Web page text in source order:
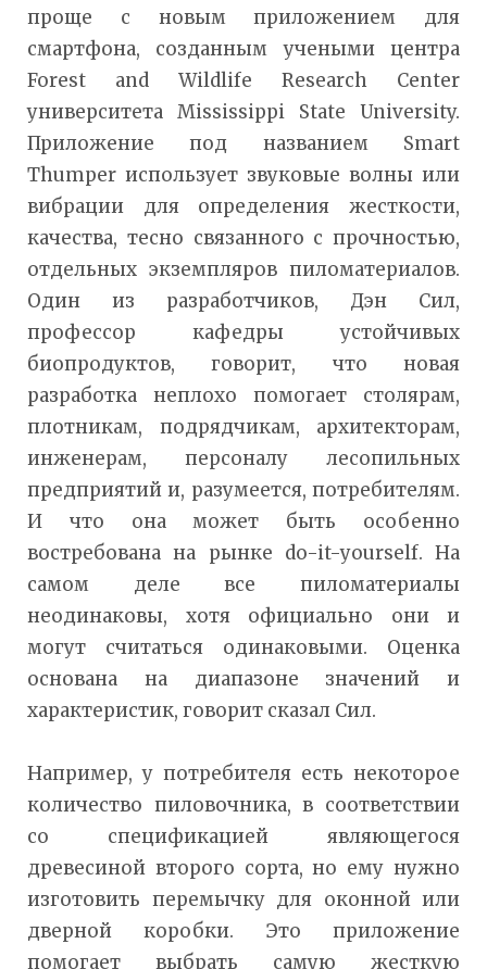
проще с новым приложением для
смартфона, созданным учеными центра
Forest and Wildlife Research Center
университета Mississippi State University.
Приложение под названием Smart
Thumper использует звуковые волны или
вибрации для определения жесткости,
качества, тесно связанного с прочностью,
отдельных экземпляров пиломатериалов.
Один из разработчиков, Дэн Сил,
профессор кафедры устойчивых
биопродуктов, говорит, что новая
разработка неплохо помогает столярам,
плотникам, подрядчикам, архитекторам,
инженерам, персоналу лесопильных
предприятий и, разумеется, потребителям.
И что она может быть особенно
востребована на рынке do-it-yourself. На
самом деле все пиломатериалы
неодинаковы, хотя официально они и
могут считаться одинаковыми. Оценка
основана на диапазоне значений и
характеристик, говорит сказал Сил.
Например, у потребителя есть некоторое
количество пиловочника, в соответствии
со спецификацией являющегося
древесиной второго сорта, но ему нужно
изготовить перемычку для оконной или
дверной коробки. Это приложение
помогает выбрать самую жесткую